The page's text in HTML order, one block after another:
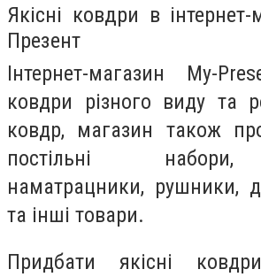
Якісні ковдри в
Презент
Інтернет-магазин My-
ковдри різного виду та
ковдр, магазин також
постільні
наматрацники, рушники,
та інші товари.
Придбати якісні